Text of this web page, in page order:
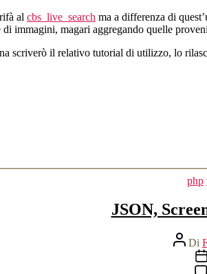
al cbs_live_search ma a differenza di
immagini, magari aggregando quelle
scriverò il relativo tutorial di utilizzo, lo
php
JSON,
Autore
articolo
Di